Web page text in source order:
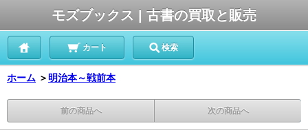
モズブックス | 古書の買取と販売
カート 検索
ホーム ＞ 明治本～戦前本
前の商品へ 次の商品へ